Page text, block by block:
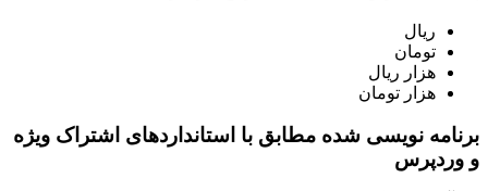
ریال
تومان
هزار ریال
هزار تومان
برنامه نویسی شده مطابق با استانداردهای اشتراک ویژه
و وردپرس